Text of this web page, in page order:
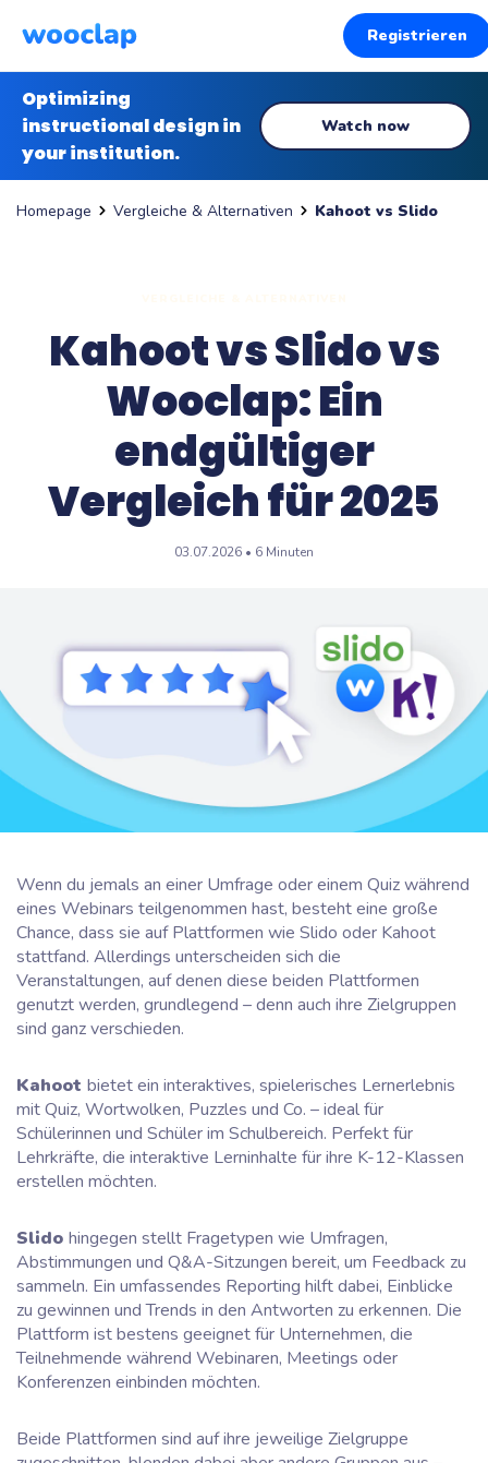
Registrieren
Optimizing
instructional design in
your institution.
Watch now
Homepage Vergleiche & Alternativen Kahoot vs Slido
Kahoot vs Slido vs
Wooclap: Ein
endgültiger
Vergleich für 2025
03.07.2026 • 6 Minuten
Wenn du jemals an einer Umfrage oder einem Quiz während
eines Webinars teilgenommen hast, besteht eine große
Chance, dass sie auf Plattformen wie Slido oder Kahoot
stattfand. Allerdings unterscheiden sich die
Veranstaltungen, auf denen diese beiden Plattformen
genutzt werden, grundlegend – denn auch ihre Zielgruppen
sind ganz verschieden.
Kahoot bietet ein interaktives, spielerisches Lernerlebnis
mit Quiz, Wortwolken, Puzzles und Co. – ideal für
Schülerinnen und Schüler im Schulbereich. Perfekt für
Lehrkräfte, die interaktive Lerninhalte für ihre K-12-Klassen
erstellen möchten.
Slido hingegen stellt Fragetypen wie Umfragen,
Abstimmungen und Q&A-Sitzungen bereit, um Feedback zu
sammeln. Ein umfassendes Reporting hilft dabei, Einblicke
zu gewinnen und Trends in den Antworten zu erkennen. Die
Plattform ist bestens geeignet für Unternehmen, die
Teilnehmende während Webinaren, Meetings oder
Konferenzen einbinden möchten.
Beide Plattformen sind auf ihre jeweilige Zielgruppe